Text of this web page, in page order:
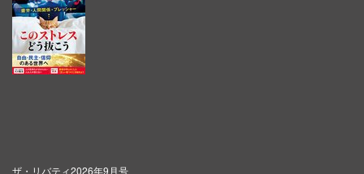
ザ・リバティ2026年9月号